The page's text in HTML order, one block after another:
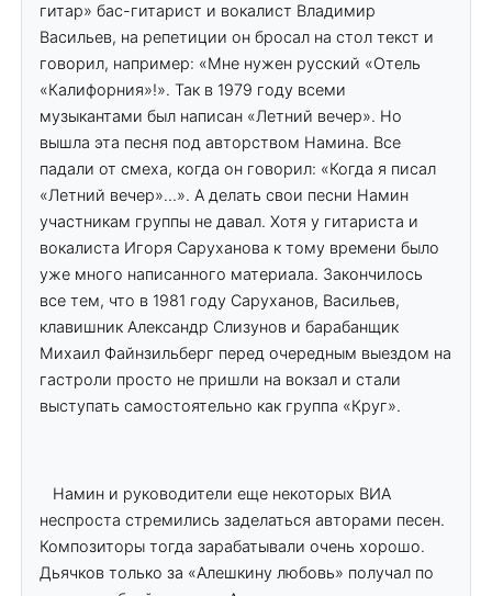
гитар» бас-гитарист и вокалист Владимир
Васильев, на репетиции он бросал на стол текст и
говорил, например: «Мне нужен русский «Отель
«Калифорния»!». Так в 1979 году всеми
музыкантами был написан «Летний вечер». Но
вышла эта песня под авторством Намина. Все
падали от смеха, когда он говорил: «Когда я писал
«Летний вечер»…». А делать свои песни Намин
участникам группы не давал. Хотя у гитариста и
вокалиста Игоря Саруханова к тому времени было
уже много написанного материала. Закончилось
все тем, что в 1981 году Саруханов, Васильев,
клавишник Александр Слизунов и барабанщик
Михаил Файнзильберг перед очередным выездом на
гастроли просто не пришли на вокзал и стали
выступать самостоятельно как группа «Круг».
Намин и руководители еще некоторых ВИА
неспроста стремились заделаться авторами песен.
Композиторы тогда зарабатывали очень хорошо.
Дьячков только за «Алешкину любовь» получал по